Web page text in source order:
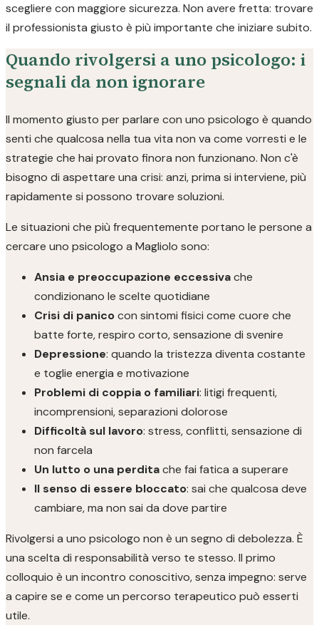
scegliere con maggiore sicurezza. Non avere fretta: trovare
il professionista giusto è più importante che iniziare subito.
Quando rivolgersi a uno psicologo: i
segnali da non ignorare
Il momento giusto per parlare con uno psicologo è quando
senti che qualcosa nella tua vita non va come vorresti e le
strategie che hai provato finora non funzionano. Non c'è
bisogno di aspettare una crisi: anzi, prima si interviene, più
rapidamente si possono trovare soluzioni.
Le situazioni che più frequentemente portano le persone a
cercare uno psicologo a Magliolo sono:
Ansia e preoccupazione eccessivache
condizionano le scelte quotidiane
Crisi di panicocon sintomi fisici come cuore che
batte forte, respiro corto, sensazione di svenire
Depressione: quando la tristezza diventa costante
e toglie energia e motivazione
Problemi di coppia o familiari: litigi frequenti,
incomprensioni, separazioni dolorose
Difficoltà sul lavoro: stress, conflitti, sensazione di
non farcela
Un lutto o una perditache fai fatica a superare
Il senso di essere bloccato: sai che qualcosa deve
cambiare, ma non sai da dove partire
Rivolgersi a uno psicologo non è un segno di debolezza. È
una scelta di responsabilità verso te stesso. Il primo
colloquio è un incontro conoscitivo, senza impegno: serve
a capire se e come un percorso terapeutico può esserti
utile.